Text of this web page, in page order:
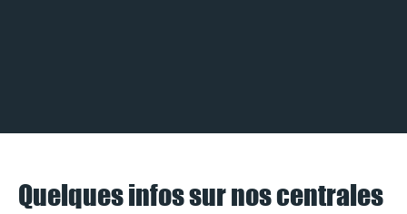
Quelques infos sur nos centrales